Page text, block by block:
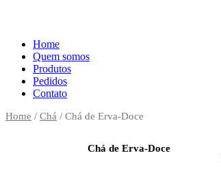
Menu
Home
Quem somos
Produtos
Pedidos
Contato
Home / Chá / Chá de Erva-Doce
Chá de Erva-Doce